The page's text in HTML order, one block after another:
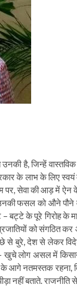
उनकी है, जिन्हें
के लाभ के लिए
पर, सेवा की आड़ में
उनकी फसल को औने
बट्टे के पूरे गिरोह के
को संगठित
से बुरे, देश से लेकर
खुचे लोग असल में
नतमस्तक रहना,
नहीं बताते.